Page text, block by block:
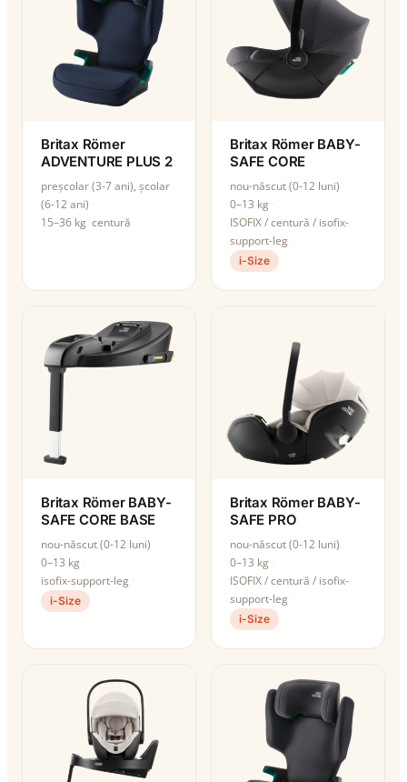
Britax Römer
ADVENTURE PLUS 2
preșcolar (3-7 ani), școlar
(6-12 ani)
15–36 kg centură
Britax Römer BABY-
SAFE CORE
nou-născut (0-12 luni)
0–13 kg
ISOFIX / centură / isofix-
support-leg
i-Size
Britax Römer BABY-
SAFE CORE BASE
nou-născut (0-12 luni)
0–13 kg
isofix-support-leg
i-Size
Britax Römer BABY-
SAFE PRO
nou-născut (0-12 luni)
0–13 kg
ISOFIX / centură / isofix-
support-leg
i-Size